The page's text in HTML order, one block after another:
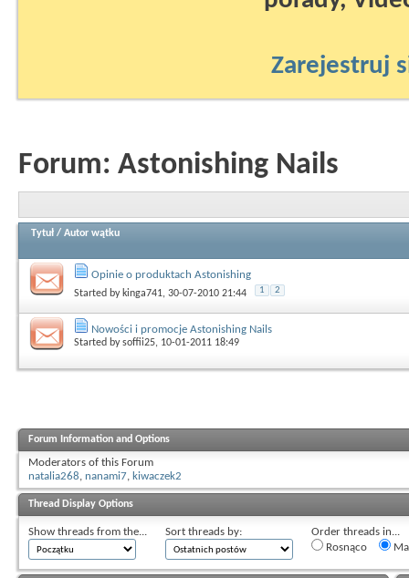
Zarejestruj
Forum: Astonishing Nails
Tytuł / Autor wątku
Opinie o produktach Astonishing
Started by kinga741, 30-07-2010 21:44 1 2
Nowości i promocje Astonishing Nails
Started bysoffii25, 10-01-2011 18:49
Forum Information and Options
Moderators of this Forum
natalia268, nanami7, kiwaczek2
Thread Display Options
Show threads from the... Sort threads by:
Order threads in...
Rosnąco